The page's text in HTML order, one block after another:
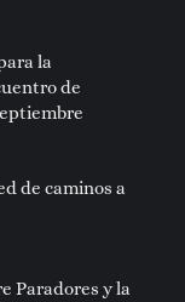
la
de
de caminos a
Paradores y la